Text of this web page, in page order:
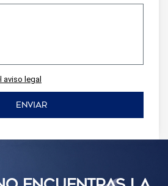
aviso legal
ENVIAR